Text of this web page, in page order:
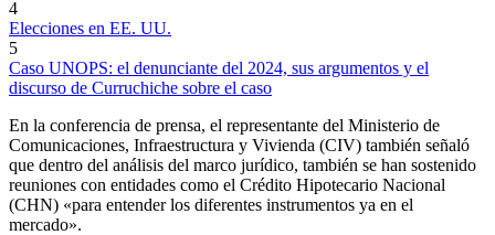
4
Elecciones en EE. UU.
5
Caso UNOPS: el denunciante del 2024, sus argumentos y el
discurso de Curruchiche sobre el caso
En la conferencia de prensa, el representante del Ministerio de
Comunicaciones, Infraestructura y Vivienda (CIV) también señaló
que dentro del análisis del marco jurídico, también se han sostenido
reuniones con entidades como el Crédito Hipotecario Nacional
(CHN) «para entender los diferentes instrumentos ya en el
mercado».